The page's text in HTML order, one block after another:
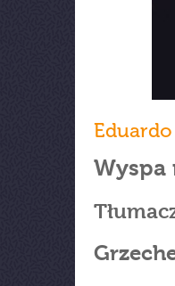
Wyspa